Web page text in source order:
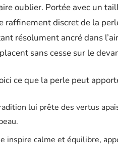
oublier. Portée avec un
raffinement discret de la
résolument ancré dans
sans cesse sur le
ce que la perle peut
lui prête des vertus
inspire calme et équilibre,